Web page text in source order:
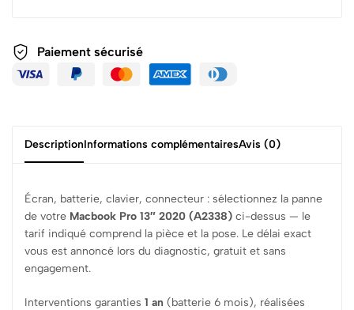
Paiement sécurisé
DescriptionInformations complémentairesAvis (0)
Écran, batterie, clavier, connecteur : sélectionnez la panne
de votre Macbook Pro 13″ 2020 (A2338) ci-dessus — le
tarif indiqué comprend la pièce et la pose. Le délai exact
vous est annoncé lors du diagnostic, gratuit et sans
engagement.
Interventions garanties 1 an (batterie 6 mois), réalisées